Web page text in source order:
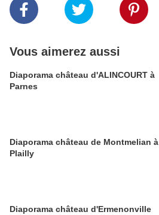
Vous aimerez aussi
Diaporama château d'ALINCOURT à
Parnes
Diaporama château de Montmelian à
Plailly
Diaporama château d'Ermenonville